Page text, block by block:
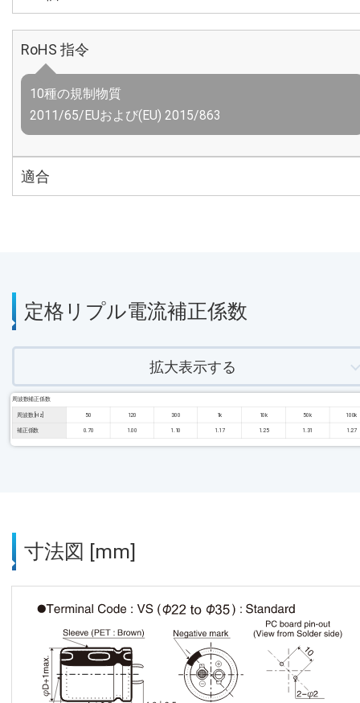
RoHS 指令
10種の規制物質
2011/65/EUおよび(EU) 2015/863
適合
定格リプル電流補正係数
拡大表示する
周波数補正係数
周波数 [Hz] 50 120 300 1k 10k 50k 100k
補正係数 0.70 1.00 1.10 1.17 1.25 1.31 1.27
寸法図 [mm]